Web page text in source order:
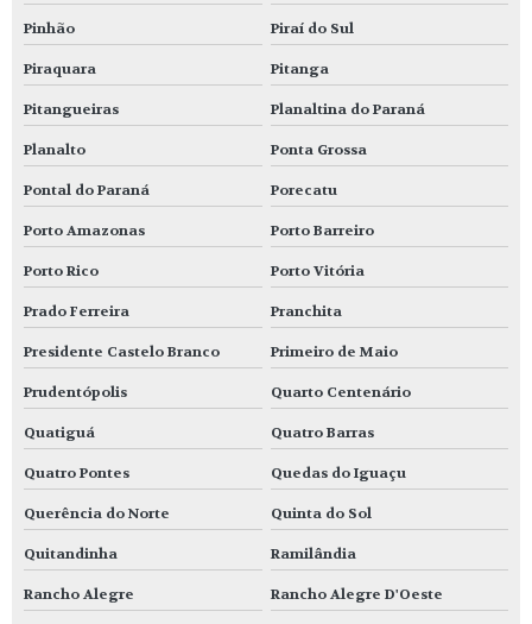
Pinhão Piraí do Sul
Piraquara Pitanga
Pitangueiras Planaltina do Paraná
Planalto Ponta Grossa
Pontal do Paraná Porecatu
Porto Amazonas Porto Barreiro
Porto Rico Porto Vitória
Prado Ferreira Pranchita
Presidente Castelo Branco Primeiro de Maio
Prudentópolis Quarto Centenário
Quatiguá Quatro Barras
Quatro Pontes Quedas do Iguaçu
Querência do Norte Quinta do Sol
Quitandinha Ramilândia
Rancho Alegre Rancho Alegre D'Oeste